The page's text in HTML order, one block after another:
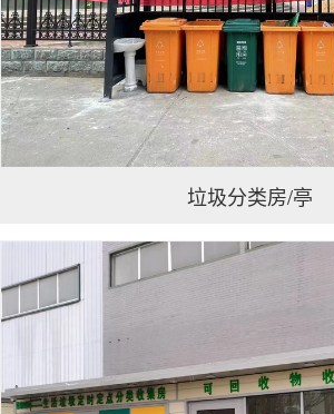
垃圾分类房/亭